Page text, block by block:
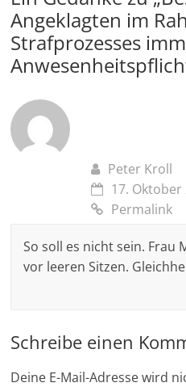
Angeklagten im
Strafprozesses
Peter Kroll
17. Oktober
Permalink
So soll es nicht sein. Frau
vor leeren Sitzen.
Schreibe einen
Deine E-Mail-Adresse wird